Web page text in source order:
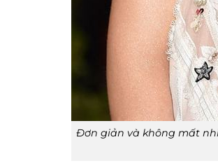
Đơn giản và không mất